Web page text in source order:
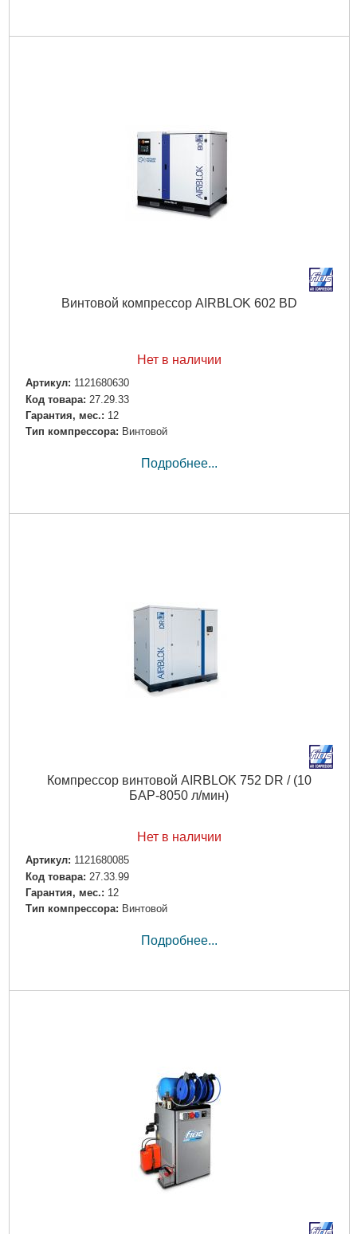
Винтовой компрессор AIRBLOK 602 BD
Нет в наличии
Артикул: 1121680630
Код товара: 27.29.33
Гарантия, мес.: 12
Тип компрессора: Винтовой
Подробнее...
Компрессор винтовой AIRBLOK 752 DR / (10
БАР-8050 л/мин)
Нет в наличии
Артикул: 1121680085
Код товара: 27.33.99
Гарантия, мес.: 12
Тип компрессора: Винтовой
Подробнее...